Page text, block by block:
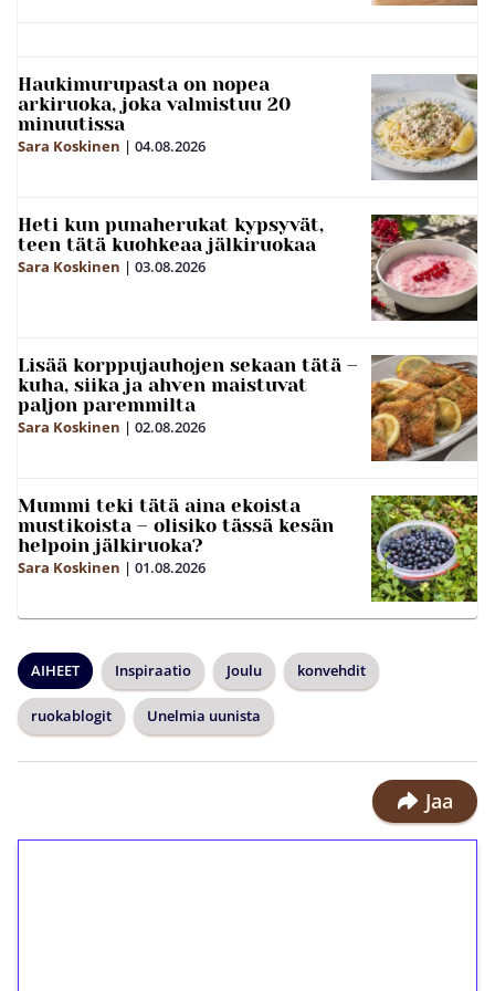
Haukimurupasta on nopea
arkiruoka, joka valmistuu 20
minuutissa
Sara Koskinen | 04.08.2026
Heti kun punaherukat kypsyvät,
teen tätä kuohkeaa jälkiruokaa
Sara Koskinen | 03.08.2026
Lisää korppujauhojen sekaan tätä –
kuha, siika ja ahven maistuvat
paljon paremmilta
Sara Koskinen | 02.08.2026
Mummi teki tätä aina ekoista
mustikoista – olisiko tässä kesän
helpoin jälkiruoka?
Sara Koskinen | 01.08.2026
AIHEET Inspiraatio Joulu konvehdit
ruokablogit Unelmia uunista
Jaa